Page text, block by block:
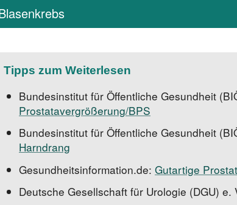
Tipps zum Weiterlesen
Bundesinstitut für Öffentliche Gesundheit
Prostata­vergrößerung/BPS
Bundesinstitut für Öffentliche Gesundheit
Harndrang
Gesundheitsinformation.de: Gutartige
Deutsche Gesellschaft für Urologie (DGU) e.